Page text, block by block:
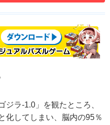
ジラ-1.0」を観たところ、
化してしまい、脳内の95％